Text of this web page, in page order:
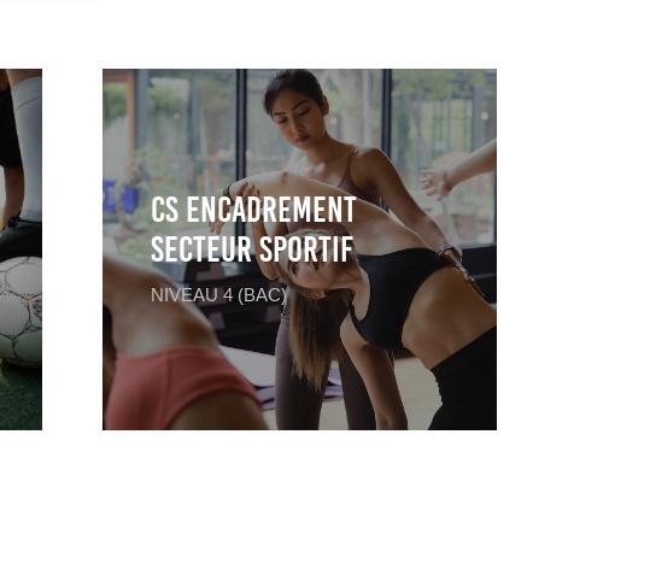
CS Encadrement
Secteur Sportif
NIVEAU 4 (BAC)